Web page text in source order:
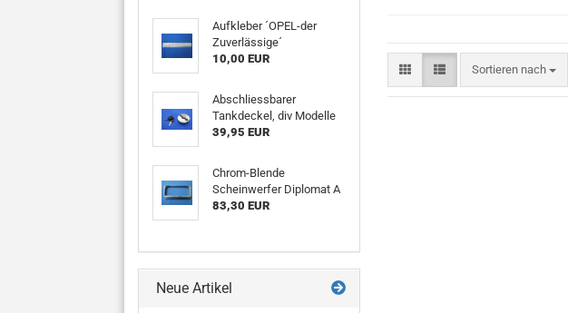
Sortieren nach
Sortieren nach
Aufkleber ´OPEL-der
Zuverlässige´
10,00 EUR
Abschliessbarer
Tankdeckel, div Modelle
39,95 EUR
Chrom-Blende
Scheinwerfer Diplomat A
83,30 EUR
Neue Artikel